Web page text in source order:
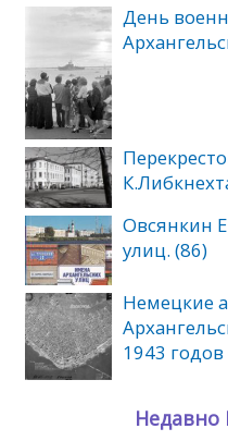
День
Овсянкин
улиц. (86)
Немецкие
1943 годов